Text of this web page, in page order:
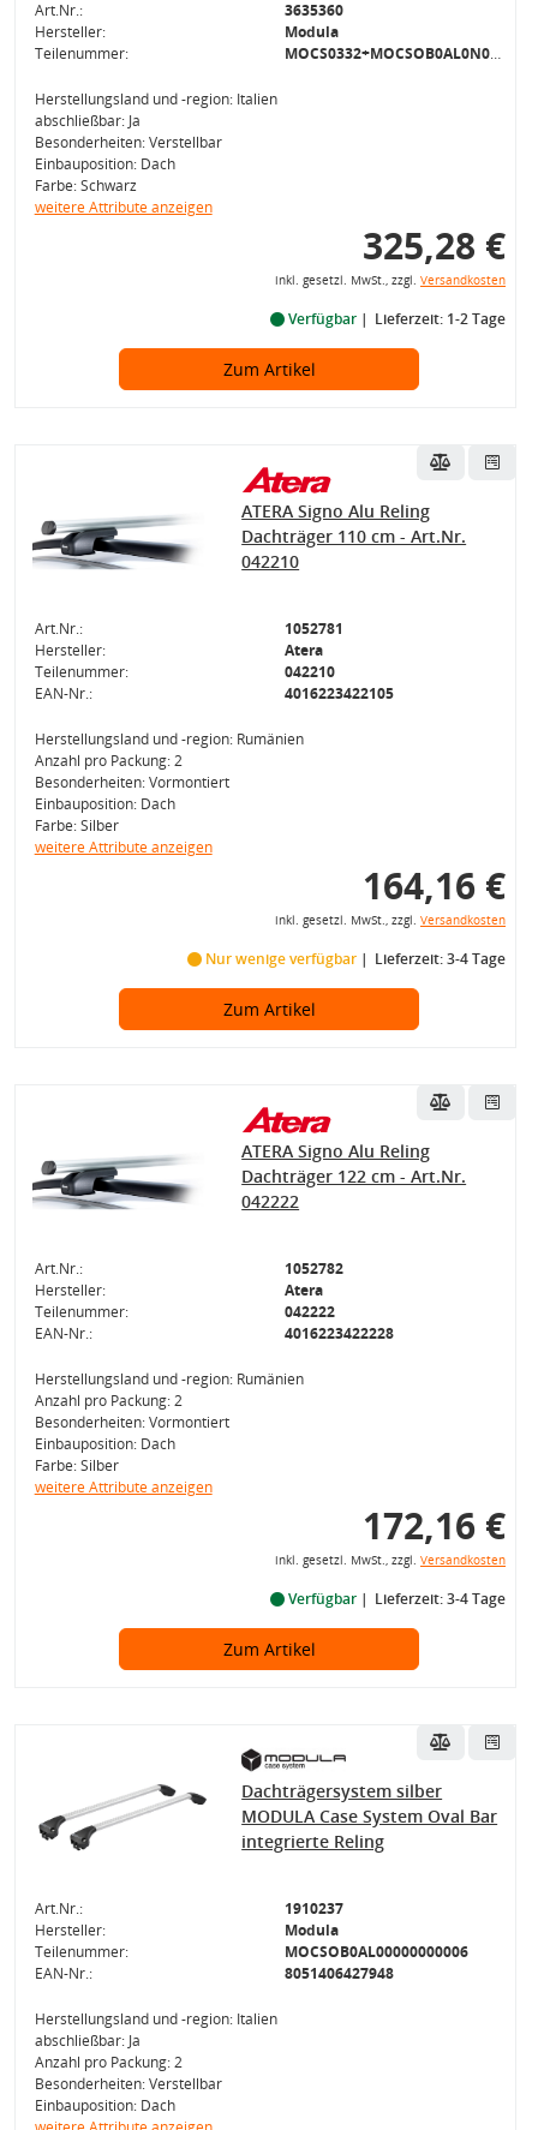
Art.Nr.:
3635360
Hersteller:
Modula
Teilenummer:
MOCS0332+MOCSOB0AL0N000000008
Herstellungsland und -region: Italien
abschließbar: Ja
Besonderheiten: Verstellbar
Einbauposition: Dach
Farbe: Schwarz
weitere Attribute anzeigen
325,28 €
inkl. gesetzl. MwSt., zzgl. Versandkosten
Verfügbar Lieferzeit: 1-2 Tage
Zum Artikel
ATERA Signo Alu Reling
Dachträger 110 cm - Art.Nr.
042210
Art.Nr.:
1052781
Hersteller:
Atera
Teilenummer:
042210
EAN-Nr.:
4016223422105
Herstellungsland und -region: Rumänien
Anzahl pro Packung: 2
Besonderheiten: Vormontiert
Einbauposition: Dach
Farbe: Silber
weitere Attribute anzeigen
164,16 €
inkl. gesetzl. MwSt., zzgl. Versandkosten
Nur wenige verfügbar Lieferzeit: 3-4 Tage
Zum Artikel
ATERA Signo Alu Reling
Dachträger 122 cm - Art.Nr.
042222
Art.Nr.:
1052782
Hersteller:
Atera
Teilenummer:
042222
EAN-Nr.:
4016223422228
Herstellungsland und -region: Rumänien
Anzahl pro Packung: 2
Besonderheiten: Vormontiert
Einbauposition: Dach
Farbe: Silber
weitere Attribute anzeigen
172,16 €
inkl. gesetzl. MwSt., zzgl. Versandkosten
Verfügbar Lieferzeit: 3-4 Tage
Zum Artikel
Dachträgersystem silber
MODULA Case System Oval Bar
integrierte Reling
Art.Nr.:
1910237
Hersteller:
Modula
Teilenummer:
MOCSOB0AL00000000006
EAN-Nr.:
8051406427948
Herstellungsland und -region: Italien
abschließbar: Ja
Anzahl pro Packung: 2
Besonderheiten: Verstellbar
Einbauposition: Dach